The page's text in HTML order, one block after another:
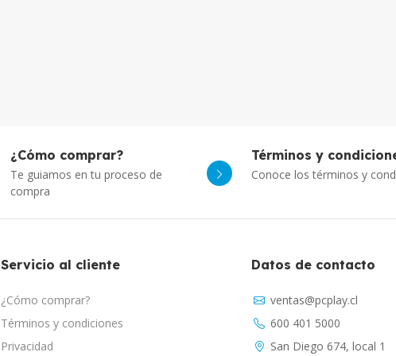
¿Cómo comprar?
Te guiamos en tu proceso de
compra
Términos y
Conoce los términos y
Servicio al cliente
¿Cómo comprar?
Términos y condiciones
Privacidad
Datos de contacto
ventas@pcplay.cl
600 401 5000
San Diego 674, local 1